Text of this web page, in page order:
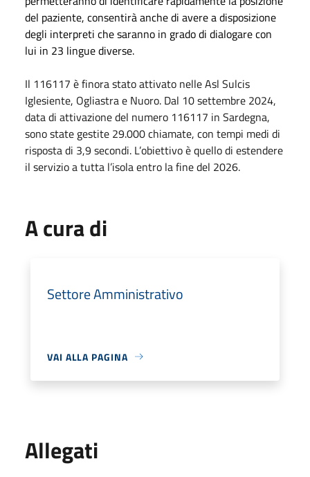
del paziente, consentirà anche di avere a disposizione
degli interpreti che saranno in grado di dialogare con
lui in 23 lingue diverse.
Il 116117 è finora stato attivato nelle Asl Sulcis
Iglesiente, Ogliastra e Nuoro. Dal 10 settembre 2024,
data di attivazione del numero 116117 in Sardegna,
sono state gestite 29.000 chiamate, con tempi medi di
risposta di 3,9 secondi. L’obiettivo è quello di estendere
il servizio a tutta l’isola entro la fine del 2026.
A cura di
Settore Amministrativo
VAI ALLA PAGINA
Allegati